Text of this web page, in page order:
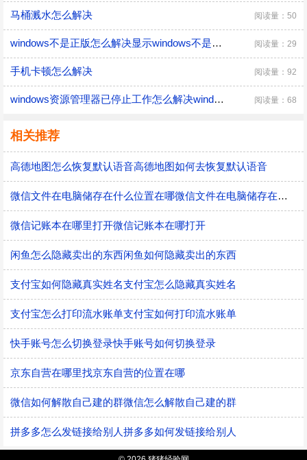
马桶溅水怎么解决 阅读量：50
windows不是正版怎么解决显示windows不是正版怎么解决 阅读量：29
手机卡顿怎么解决 阅读量：92
windows资源管理器已停止工作怎么解决windows资源管理器已停止工作解决办法 阅读量：68
相关推荐
高德地图怎么恢复默认语音高德地图如何去恢复默认语音
微信文件在电脑储存在什么位置在哪微信文件在电脑储存在什么位置
微信记账本在哪里打开微信记账本在哪打开
闲鱼怎么隐藏卖出的东西闲鱼如何隐藏卖出的东西
支付宝如何隐藏真实姓名支付宝怎么隐藏真实姓名
支付宝怎么打印流水账单支付宝如何打印流水账单
快手账号怎么切换登录快手账号如何切换登录
京东自营在哪里找京东自营的位置在哪
微信如何解散自己建的群微信怎么解散自己建的群
拼多多怎么发链接给别人拼多多如何发链接给别人